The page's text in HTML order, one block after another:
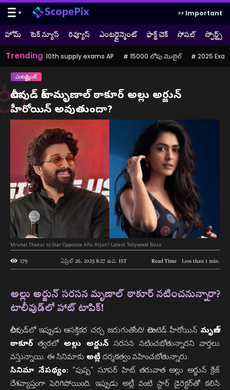
>> Important
హోమ్ టెక్ న్యూస్ రివ్యూస్ ఎంటర్టైన్మెంట్ ఫాక్ట్ చెక్ సోషల్ స్పోర్ట్స్
Trending 10th supply exams AP 15000 లోపు మొబైల్ 2025
ఎంటర్టైన్మెంట్
టాలీవుడ్ టాక్: మృణాల్ ఠాకూర్ అల్లు అర్జున్
హీరోయిన్ అవుతుందా?
Mrunal Thakur to Star Opposite Allu Arjun? Latest Tollywood Buzz
179 ఏప్రిల్ 26, 2025 8:27 ఉద. IST Read Time Less than 1 min.
అల్లు అర్జున్ సరసన మృణాల్ ఠాకూర్ నటించనున్నారా?
టాలీవుడ్‌లో హాట్ టాపిక్!
టాలీవుడ్‌లో ఇప్పుడు ఆసక్తికర చర్చ జరుగుతోంది! టాలెంటెడ్ హీరోయిన్ మృణాల్
ఠాకూర్ త్వరలో అల్లు అర్జున్ సరసన నటించబోతున్నారని వార్తలు
వస్తున్నాయి. ఈ సినిమాకు అట్లీ దర్శకత్వం వహించబోతున్నారు.
సినిమా నేపథ్యం:“పుష్ప” సూపర్ హిట్ తరువాత అల్లు అర్జున్ క్రేజ్
దేశవ్యాప్తంగా పెరిగిపోయింది. ఇప్పుడు అట్లీ వంటి స్టార్ డైరెక్టర్‌తో కలిసి